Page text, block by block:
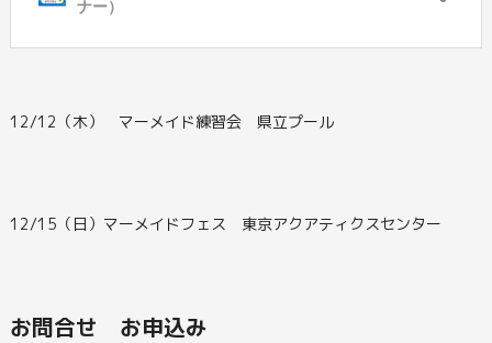
12/12（木） マーメイド練習会 県立プール
12/15（日）マーメイドフェス 東京アクアティクスセンター
お問合せ お申込み